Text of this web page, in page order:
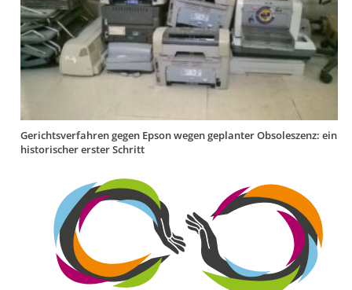
Gerichtsverfahren gegen Epson wegen geplanter Obsoleszenz: ein
historischer erster Schritt